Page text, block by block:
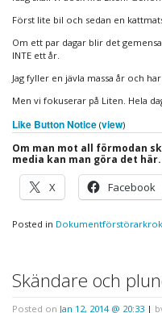
Först lite bil och sedan en
Om ett par dagar blir det
INTE ett år.
Jag fyller en jävla massa år och har
Men vi fokuserar på Liten. Hela
Like Button Notice (view)
Om man mot all förmodan
media kan man göra det
X Facebook
Posted in
Skändare och
Posted on Jan 12, 2014 @ 20:33 |